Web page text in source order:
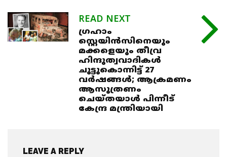
READ NEXT
ഗ്രഹാം
സ്റ്റെയിൻസിനെയും
മക്കളെയും തീവ്ര
ഹിന്ദുത്വവാദികൾ
ചുട്ടുകൊന്നിട്ട് 27
വർഷങ്ങൾ; ആക്രമണം
ആസൂത്രണം
ചെയ്തയാൾ പിന്നീട്
കേന്ദ്ര മന്ത്രിയായി
LEAVE A REPLY